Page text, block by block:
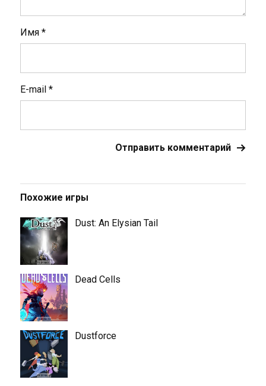
Имя *
E-mail *
Похожие игры
Dust: An Elysian Tail
Dead Cells
Dustforce